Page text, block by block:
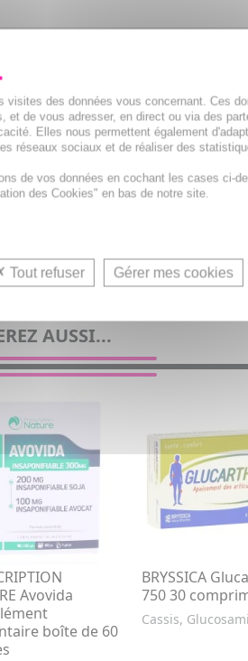
AUSSI...
Avovida
boîte de 60
BRYSSICA
750 30
Cassis,
des données vous concernant. Ces
de vous adresser, en direct ou via des
Elles nous permettent également
réseaux sociaux et de réaliser des
de vos données en cochant les cases ci-
des Cookies" en bas de notre site.
Tout refuser Gérer mes cookies